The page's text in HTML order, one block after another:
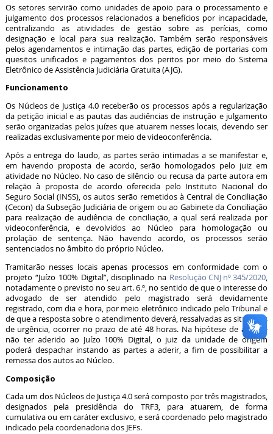
Os setores servirão como unidades de apoio para o processamento e
julgamento dos processos relacionados a benefícios por incapacidade,
centralizando as atividades de gestão sobre as perícias, como
designação e local para sua realização. Também serão responsáveis
pelos agendamentos e intimação das partes, edição de portarias com
quesitos unificados e pagamentos dos peritos por meio do Sistema
Eletrônico de Assistência Judiciária Gratuita (AJG).
Funcionamento
Os Núcleos de Justiça 4.0 receberão os processos após a regularização
da petição inicial e as pautas das audiências de instrução e julgamento
serão organizadas pelos juízes que atuarem nesses locais, devendo ser
realizadas exclusivamente por meio de videoconferência.
Após a entrega do laudo, as partes serão intimadas a se manifestar e,
em havendo proposta de acordo, serão homologados pelo juiz em
atividade no Núcleo. No caso de silêncio ou recusa da parte autora em
relação à proposta de acordo oferecida pelo Instituto Nacional do
Seguro Social (INSS), os autos serão remetidos à Central de Conciliação
(Cecon) da Subseção Judiciária de origem ou ao Gabinete da Conciliação
para realização de audiência de conciliação, a qual será realizada por
videoconferência, e devolvidos ao Núcleo para homologação ou
prolação de sentença. Não havendo acordo, os processos serão
sentenciados no âmbito do próprio Núcleo.
Tramitarão nesses locais apenas processos em conformidade com o
projeto “Juízo 100% Digital”, disciplinado na Resolução CNJ nº 345/2020,
notadamente o previsto no seu art. 6.º, no sentido de que o interesse do
advogado de ser atendido pelo magistrado será devidamente
registrado, com dia e hora, por meio eletrônico indicado pelo Tribunal e
de que a resposta sobre o atendimento deverá, ressalvadas as situações
de urgência, ocorrer no prazo de até 48 horas. Na hipótese de a parte
não ter aderido ao Juízo 100% Digital, o juiz da unidade de origem
poderá despachar instando as partes a aderir, a fim de possibilitar a
remessa dos autos ao Núcleo.
Composição
Cada um dos Núcleos de Justiça 4.0 será composto por três magistrados,
designados pela presidência do TRF3, para atuarem, de forma
cumulativa ou em caráter exclusivo, e será coordenado pelo magistrado
indicado pela coordenadoria dos JEFs.